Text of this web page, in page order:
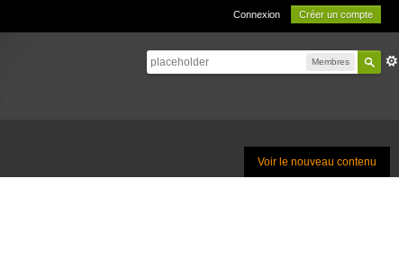
Connexion Créer un compte
Membres
Voir le nouveau contenu